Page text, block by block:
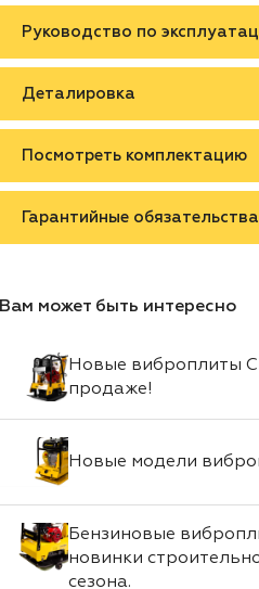
Руководство по
Деталировка
Посмотреть комплектацию
Гарантийные обязательства
Вам может быть интересно
Новые виброплиты
продаже!
Новые модели
Бензиновые
новинки
сезона.